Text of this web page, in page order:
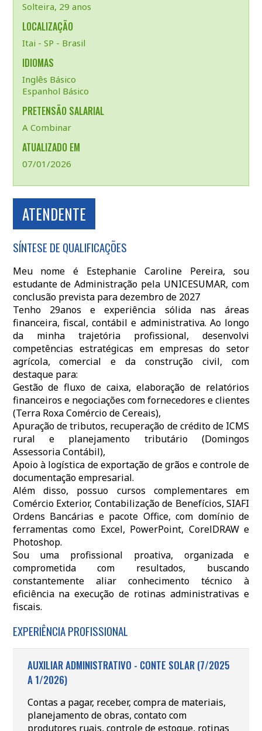
Solteira, 29 anos
LOCALIZAÇÃO
Itai - SP - Brasil
IDIOMAS
Inglês Básico
Espanhol Básico
PRETENSÃO SALARIAL
A Combinar
ATUALIZADO EM
07/01/2026
ATENDENTE
SÍNTESE DE QUALIFICAÇÕES
Meu nome é Estephanie Caroline Pereira, sou
estudante de Administração pela UNICESUMAR, com
conclusão prevista para dezembro de 2027
Tenho 29anos e experiência sólida nas áreas
financeira, fiscal, contábil e administrativa. Ao longo
da minha trajetória profissional, desenvolvi
competências estratégicas em empresas do setor
agrícola, comercial e da construção civil, com
destaque para:
Gestão de fluxo de caixa, elaboração de relatórios
financeiros e negociações com fornecedores e clientes
(Terra Roxa Comércio de Cereais),
Apuração de tributos, recuperação de crédito de ICMS
rural e planejamento tributário (Domingos
Assessoria Contábil),
Apoio à logística de exportação de grãos e controle de
documentação empresarial.
Além disso, possuo cursos complementares em
Comércio Exterior, Contabilização de Benefícios, SIAFI
Ordens Bancárias e pacote Office, com domínio de
ferramentas como Excel, PowerPoint, CorelDRAW e
Photoshop.
Sou uma profissional proativa, organizada e
comprometida com resultados, buscando
constantemente aliar conhecimento técnico à
eficiência na execução de rotinas administrativas e
fiscais.
EXPERIÊNCIA PROFISSIONAL
AUXILIAR ADMINISTRATIVO - CONTE SOLAR (7/2025
A 1/2026)
Contas a pagar, receber, compra de materiais,
planejamento de obras, contato com
produtores ruais, controle de estoque, rotinas